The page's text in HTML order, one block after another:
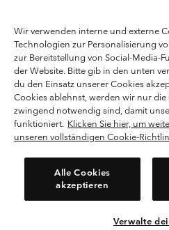
Columbia Sportswear Austria
Bergheim, Salzburg Österreich. Alle
Nutzungsbedingungen
Allgemeine
Datenschutzerklärung
Bestimmungen und Bedingungen des
Nutzungsbedingungen Für
Cookies
Kundenservice: Mo- Fr. 9:00 - 13:00 &
(+)43720880525
Wir verwenden interne und externe
Technologien zur Personalisierung
zur Bereitstellung von Social-Media-
der Website. Bitte gib in den unten
du den Einsatz unserer Cookies
Cookies ablehnst, werden wir nur die
zwingend notwendig sind, damit
funktioniert. Klicken Sie hier, um
unseren vollständigen Cookie-
Alle Cookies
akzeptieren
Verwalte
Bitte wählen Sie Ihr
Online-
Österreich